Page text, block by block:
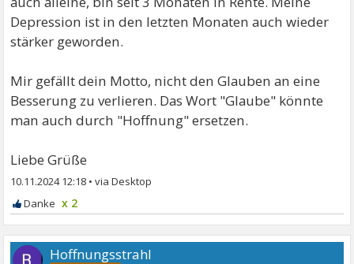
Depression ist in den letzten Monaten auch wieder
stärker geworden.
Mir gefällt dein Motto, nicht den Glauben an eine
Besserung zu verlieren. Das Wort "Glaube" könnte
man auch durch "Hoffnung" ersetzen.
Liebe Grüße
10.11.2024 12:18 •
x 2
Hoffnungsstrahl